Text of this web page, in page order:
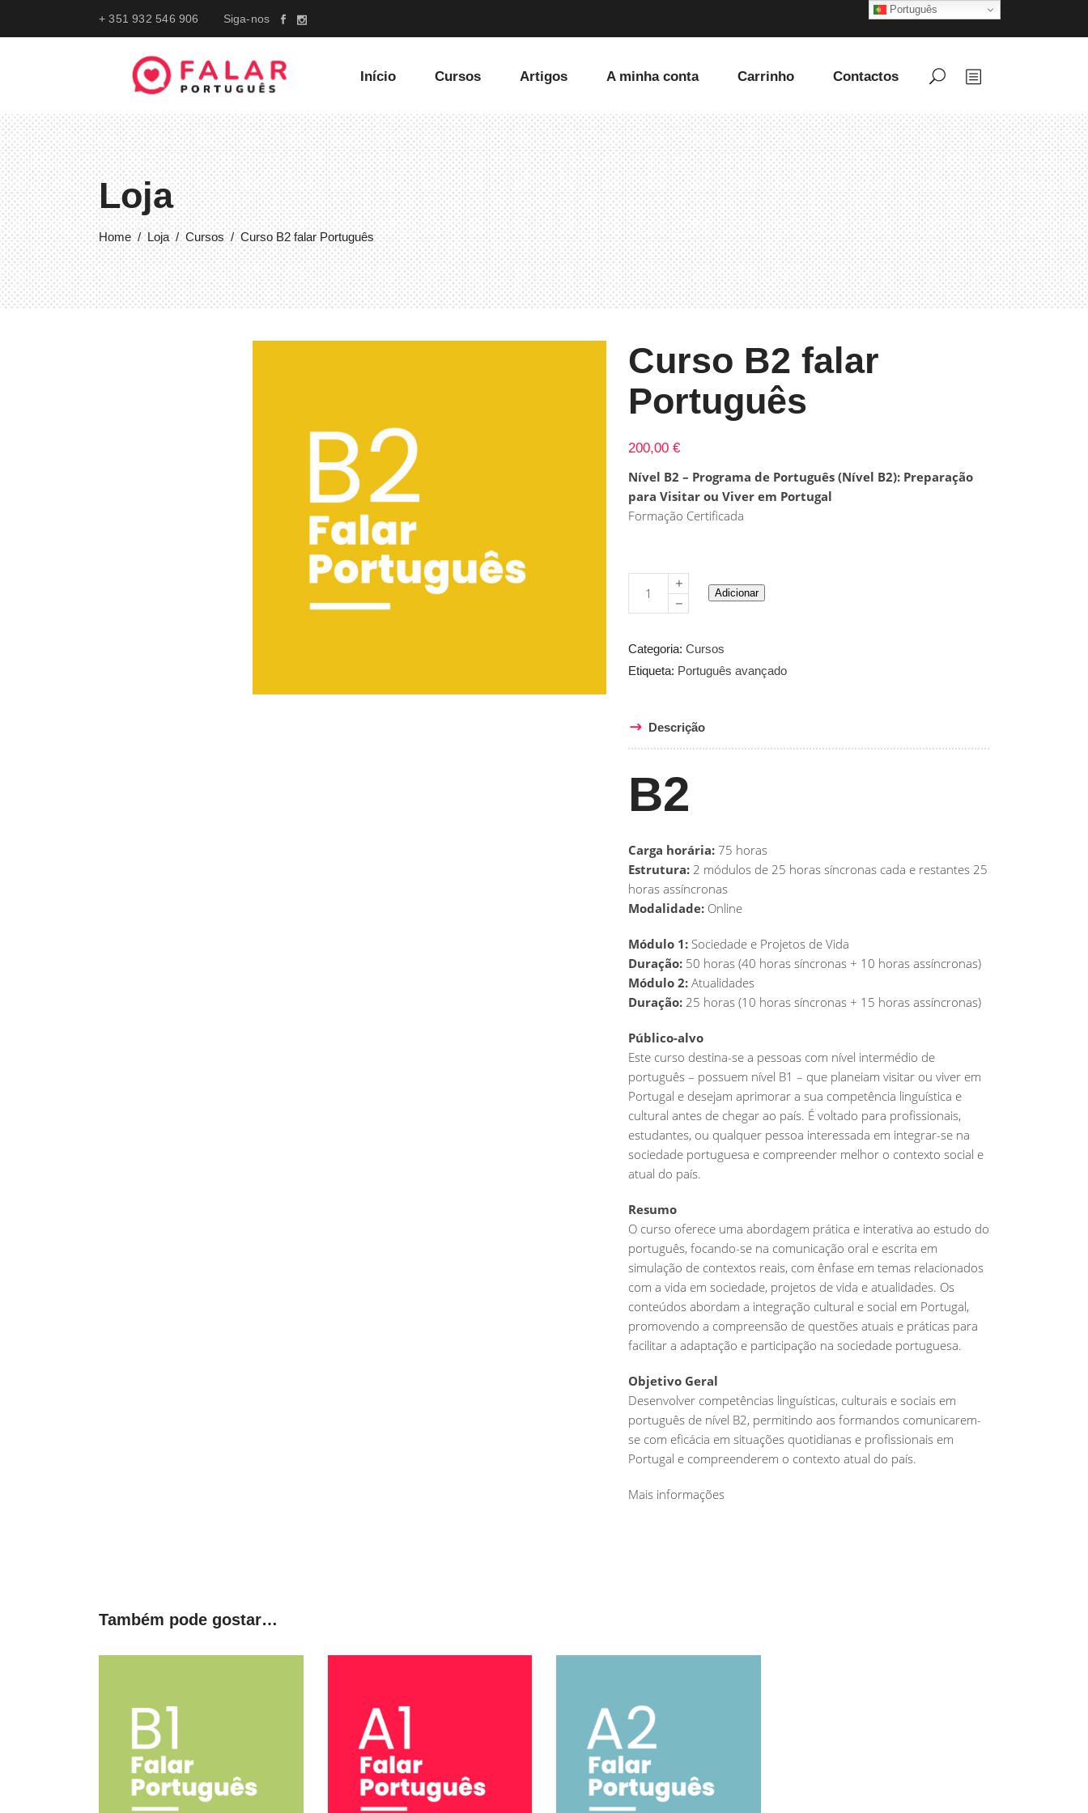
+ 351 932 546 906 Siga-nos
Início Cursos Artigos A minha conta Carrinho Contactos
Loja
Home/Loja/Cursos/Curso B2 falar Português
Curso B2 falar
Português
200,00 €
Nível B2 – Programa de Português (Nível B2): Preparação
para Visitar ou Viver em Portugal
Formação Certificada
Português
quantity
Adicionar
Categoria: Cursos
Etiqueta: Português avançado
Descrição
B2
Carga horária: 75 horas
Estrutura: 2 módulos de 25 horas síncronas cada e restantes 25
horas assíncronas
Modalidade: Online
Módulo 1: Sociedade e Projetos de Vida
Duração: 50 horas (40 horas síncronas + 10 horas assíncronas)
Módulo 2: Atualidades
Duração: 25 horas (10 horas síncronas + 15 horas assíncronas)
Público-alvo
Este curso destina-se a pessoas com nível intermédio de
português – possuem nível B1 – que planeiam visitar ou viver em
Portugal e desejam aprimorar a sua competência linguística e
cultural antes de chegar ao país. É voltado para profissionais,
estudantes, ou qualquer pessoa interessada em integrar-se na
sociedade portuguesa e compreender melhor o contexto social e
atual do país.
Resumo
O curso oferece uma abordagem prática e interativa ao estudo do
português, focando-se na comunicação oral e escrita em
simulação de contextos reais, com ênfase em temas relacionados
com a vida em sociedade, projetos de vida e atualidades. Os
conteúdos abordam a integração cultural e social em Portugal,
promovendo a compreensão de questões atuais e práticas para
facilitar a adaptação e participação na sociedade portuguesa.
Objetivo Geral
Desenvolver competências linguísticas, culturais e sociais em
português de nível B2, permitindo aos formandos comunicarem-
se com eficácia em situações quotidianas e profissionais em
Portugal e compreenderem o contexto atual do país.
Mais informações
Também pode gostar…
Português